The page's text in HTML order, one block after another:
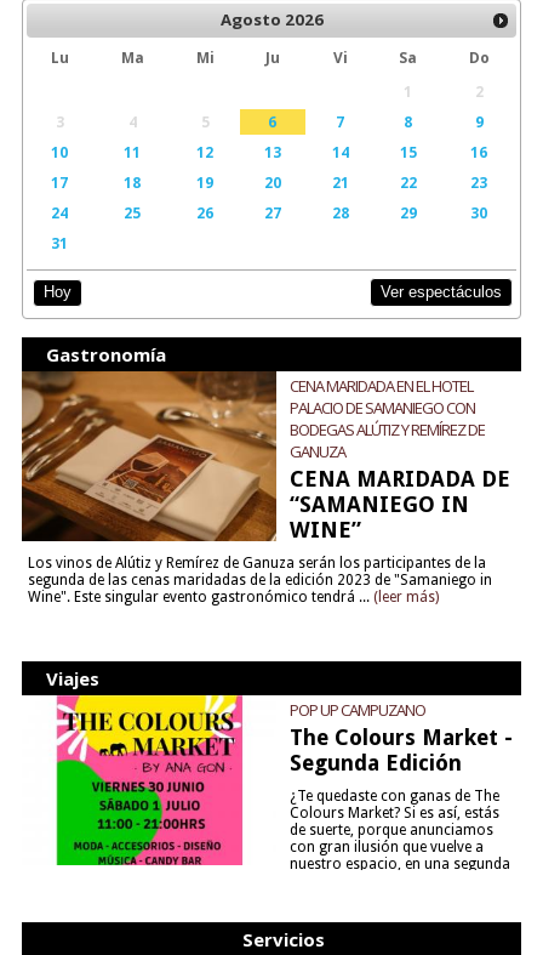
Agosto 2026
Lu Ma Mi Ju Vi Sa
Do
1
2
3
4 5 6 7 8
9
10
11 12 13 14 15
16
17
18 19 20 21 22
23
24
25 26 27 28 29
30
31
Hoy Ver espectáculos
Gastronomía
CENA MARIDADA EN EL HOTEL
PALACIO DE SAMANIEGO CON
BODEGAS ALÚTIZ Y REMÍREZ DE
GANUZA
CENA MARIDADA DE
“SAMANIEGO IN
WINE”
Los vinos de Alútiz y Remírez de Ganuza serán los participantes de la
segunda de las cenas maridadas de la edición 2023 de "Samaniego in
Wine". Este singular evento gastronómico tendrá ... (leer más)
Viajes
POP UP CAMPUZANO
The Colours Market -
Segunda Edición
¿Te quedaste con ganas de The
Colours Market? Si es así, estás
de suerte, porque anunciamos
con gran ilusión que vuelve a
nuestro espacio, en una segunda
Servicios